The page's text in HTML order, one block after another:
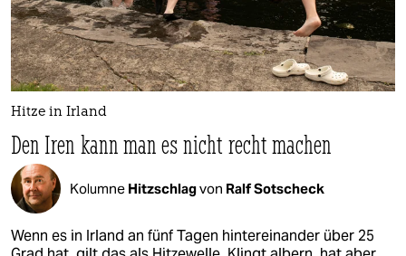
Hitze in Irland
Den Iren kann man es nicht recht machen
Kolumne Hitzschlagvon Ralf Sotscheck
Wenn es in Irland an fünf Tagen hintereinander über 25